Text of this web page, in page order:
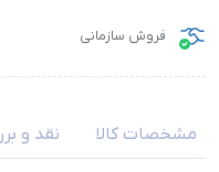
فروش سازمانی
مشخصات کالا نقد و